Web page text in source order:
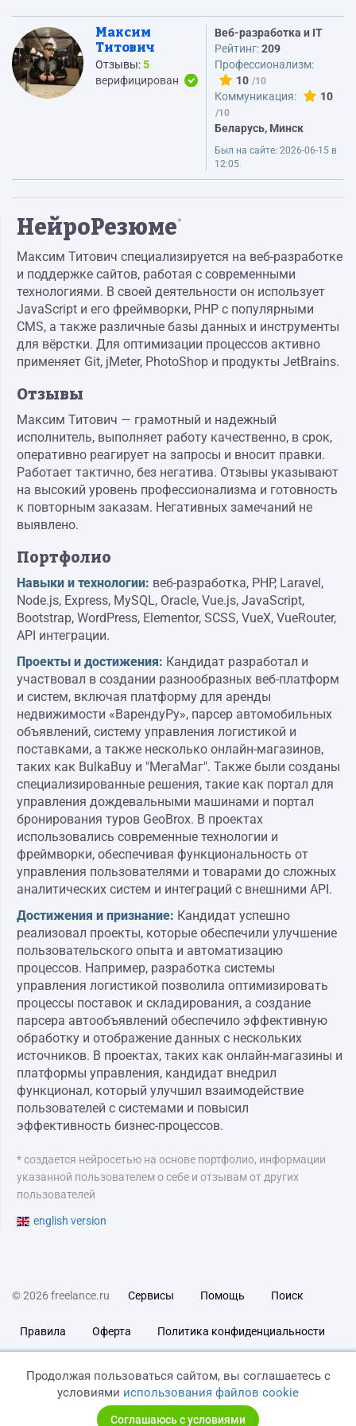
Максим
Титович
Отзывы:5
верифицирован
Веб-разработка и IT
Рейтинг:209
Профессионализм:
10
Коммуникация:
10
Беларусь, Минск
Был на сайте: 2026-06-15 в
12:05
НейроРезюме*
Максим Титович специализируется на веб-разработке
и поддержке сайтов, работая с современными
технологиями. В своей деятельности он использует
JavaScript и его фреймворки, PHP с популярными
CMS, а также различные базы данных и инструменты
для вёрстки. Для оптимизации процессов активно
применяет Git, jMeter, PhotoShop и продукты JetBrains.
Отзывы
Максим Титович — грамотный и надежный
исполнитель, выполняет работу качественно, в срок,
оперативно реагирует на запросы и вносит правки.
Работает тактично, без негатива. Отзывы указывают
на высокий уровень профессионализма и готовность
к повторным заказам. Негативных замечаний не
выявлено.
Портфолио
Навыки и технологии: веб-разработка, PHP, Laravel,
Node.js, Express, MySQL, Oracle, Vue.js, JavaScript,
Bootstrap, WordPress, Elementor, SCSS, VueX, VueRouter,
API интеграции.
Проекты и достижения: Кандидат разработал и
участвовал в создании разнообразных веб-платформ
и систем, включая платформу для аренды
недвижимости «ВарендуРу», парсер автомобильных
объявлений, систему управления логистикой и
поставками, а также несколько онлайн-магазинов,
таких как BulkaBuy и "МегаМаг". Также были созданы
специализированные решения, такие как портал для
управления дождевальными машинами и портал
бронирования туров GeoBrox. В проектах
использовались современные технологии и
фреймворки, обеспечивая функциональность от
управления пользователями и товарами до сложных
аналитических систем и интеграций с внешними API.
Достижения и признание: Кандидат успешно
реализовал проекты, которые обеспечили улучшение
пользовательского опыта и автоматизацию
процессов. Например, разработка системы
управления логистикой позволила оптимизировать
процессы поставок и складирования, а создание
парсера автообъявлений обеспечило эффективную
обработку и отображение данных с нескольких
источников. В проектах, таких как онлайн-магазины и
платформы управления, кандидат внедрил
функционал, который улучшил взаимодействие
пользователей с системами и повысил
эффективность бизнес-процессов.
* создается нейросетью на основе портфолио, информации
указанной пользователем о себе и отзывам от других
пользователей
english version
© 2026 freelance.ru Сервисы Помощь Поиск
Правила Оферта Политика конфиденциальности
Продолжая пользоваться сайтом, вы соглашаетесь с
условиями использования файлов cookie
Соглашаюсь с условиями